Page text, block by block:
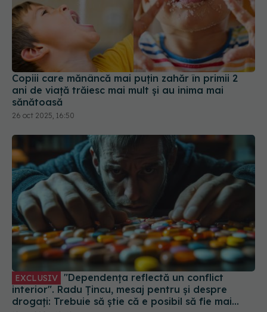
Copiii care mănâncă mai puțin zahăr în primii 2
ani de viață trăiesc mai mult și au inima mai
sănătoasă
26 oct 2025, 16:50
EXCLUSIV "Dependența reflectă un conflict
interior". Radu Țincu, mesaj pentru și despre
drogați: Trebuie să știe că e posibil să fie mai
proști decât cei care nu consumă
12 oct 2024, 12:48